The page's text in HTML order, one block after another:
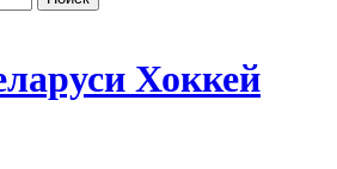
Хоккей